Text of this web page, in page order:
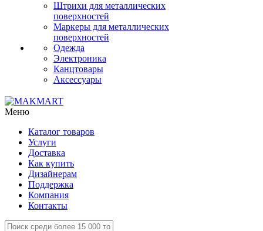
Штрихи для металлических
поверхностей
Маркеры для металлических
поверхностей
Одежда
Электроника
Канцтовары
Аксессуары
Меню
Каталог товаров
Услуги
Доставка
Как купить
Дизайнерам
Поддержка
Компания
Контакты